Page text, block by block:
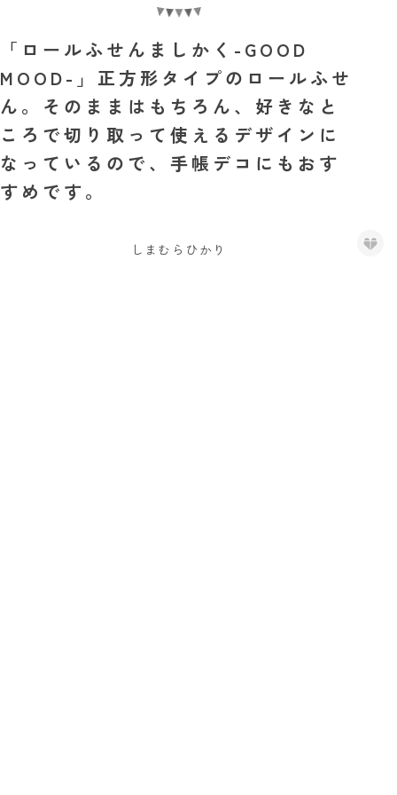
「ロールふせんましかく-GOOD
MOOD-」正方形タイプのロールふせ
ん。そのままはもちろん、好きなと
ころで切り取って使えるデザインに
なっているので、手帳デコにもおす
すめです。
しまむらひかり